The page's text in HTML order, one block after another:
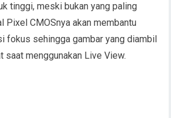
tinggi, meski bukan yang paling
Pixel CMOSnya akan membantu
fokus sehingga gambar yang diambil
saat menggunakan Live View.